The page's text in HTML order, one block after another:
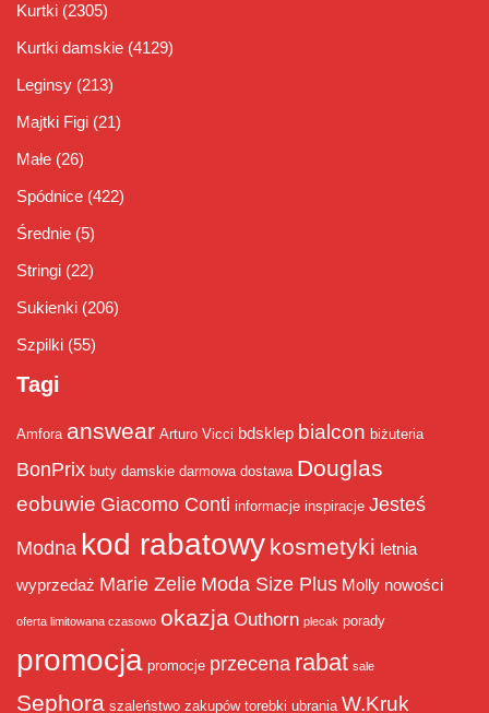
Kurtki (2305)
Kurtki damskie (4129)
Leginsy (213)
Majtki Figi (21)
Małe (26)
Spódnice (422)
Średnie (5)
Stringi (22)
Sukienki (206)
Szpilki (55)
Tagi
Amfora answear Arturo Vicci bdsklep bialcon biżuteria
BonPrix buty damskie darmowa dostawa Douglas
eobuwie Giacomo Conti informacje inspiracje Jesteś
Modna kod rabatowy kosmetyki letnia
wyprzedaż Marie Zelie Moda Size Plus Molly nowości
oferta limitowana czasowo okazja Outhorn plecak porady
promocja promocje przecena rabat sale
Sephora szaleństwo zakupów torebki ubrania W.Kruk